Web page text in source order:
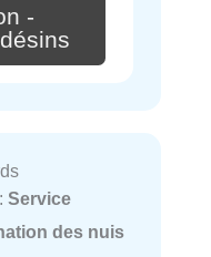
-
Service
des nuis